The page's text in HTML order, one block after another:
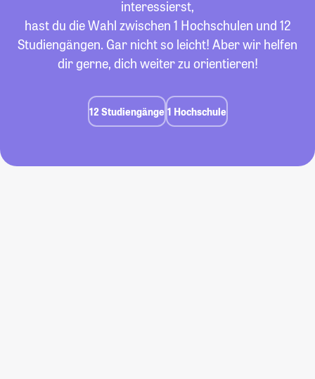
interessierst,
hast du die Wahl zwischen 1 Hochschulen und 12
Studiengängen. Gar nicht so leicht! Aber wir helfen
dir gerne, dich weiter zu orientieren!
12 Studiengänge 1 Hochschule